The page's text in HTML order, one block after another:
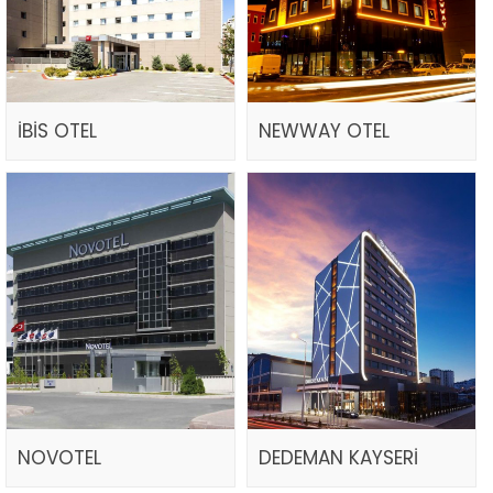
İBİS OTEL NEWWAY OTEL
NOVOTEL DEDEMAN KAYSERİ